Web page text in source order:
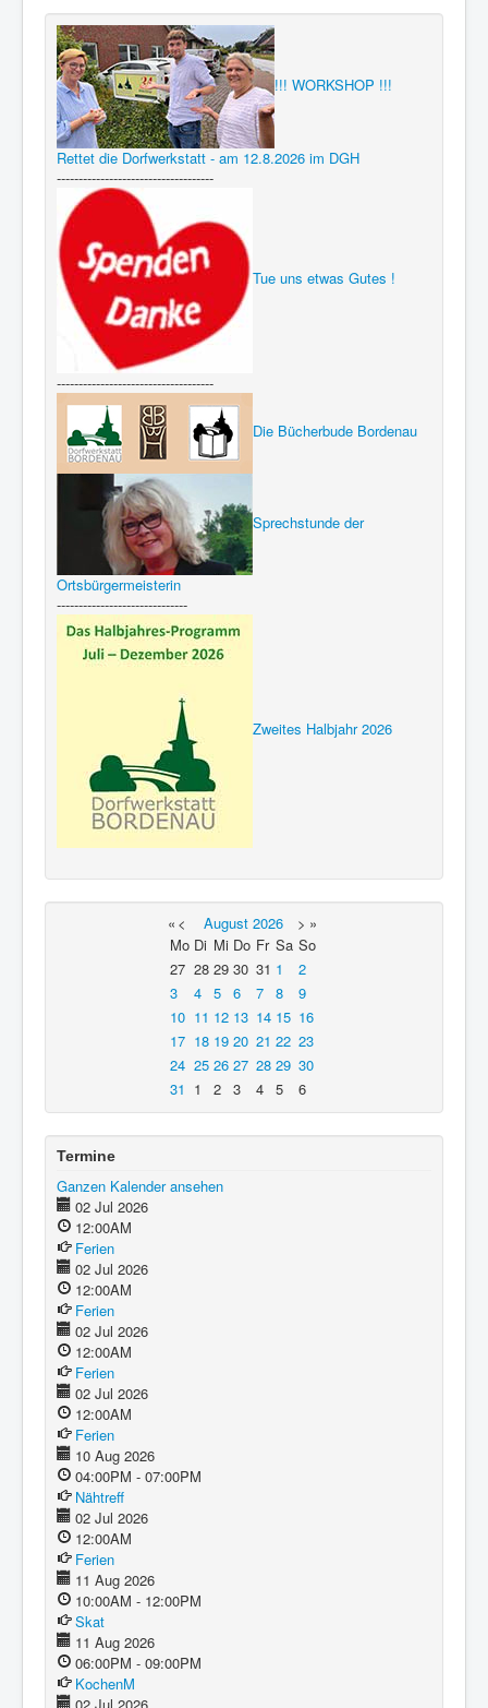
!!! WORKSHOP !!!
Rettet die Dorfwerkstatt - am 12.8.2026 im DGH
------------------------------------
Tue uns etwas Gutes !
------------------------------------
Die Bücherbude Bordenau
Sprechstunde der
Ortsbürgermeisterin
------------------------------
Zweites Halbjahr 2026
« < August 2026 > »
Mo Di Mi Do Fr Sa So
27 28 29 30 31 1
2
3
4 5 6 7 8
9
10 11 12 13 14 15 16
17 18 19 20 21 22 23
24 25 26 27 28 29 30
31 1 2 3 4 5 6
Termine
Ganzen Kalender ansehen
02 Jul 2026
12:00AM
Ferien
02 Jul 2026
12:00AM
Ferien
02 Jul 2026
12:00AM
Ferien
02 Jul 2026
12:00AM
Ferien
10 Aug 2026
04:00PM - 07:00PM
Nähtreff
02 Jul 2026
12:00AM
Ferien
11 Aug 2026
10:00AM - 12:00PM
Skat
11 Aug 2026
06:00PM - 09:00PM
KochenM